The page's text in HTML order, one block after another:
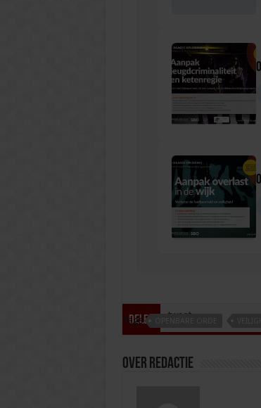
Delen tweet
Tags
Over redactie